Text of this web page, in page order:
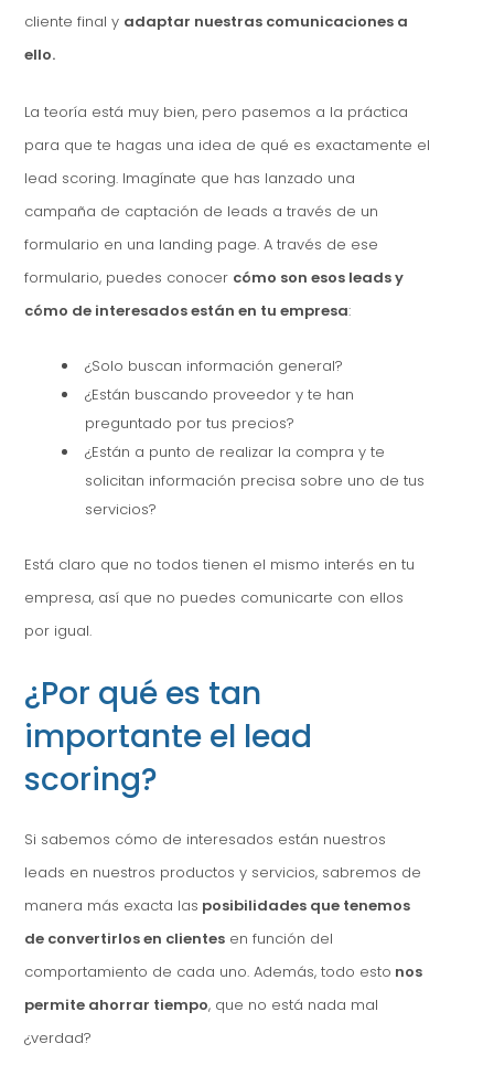
cliente final y adaptar nuestras comunicaciones a
ello.
La teoría está muy bien, pero pasemos a la práctica
para que te hagas una idea de qué es exactamente el
lead scoring. Imagínate que has lanzado una
campaña de captación de leads a través de un
formulario en una landing page. A través de ese
formulario, puedes conocer cómo son esos leads y
cómo de interesados están en tu empresa:
¿Solo buscan información general?
¿Están buscando proveedor y te han
preguntado por tus precios?
¿Están a punto de realizar la compra y te
solicitan información precisa sobre uno de tus
servicios?
Está claro que no todos tienen el mismo interés en tu
empresa, así que no puedes comunicarte con ellos
por igual.
¿Por qué es tan
importante el lead
scoring?
Si sabemos cómo de interesados están nuestros
leads en nuestros productos y servicios, sabremos de
manera más exacta las posibilidades que tenemos
de convertirlos en clientes en función del
comportamiento de cada uno. Además, todo esto nos
permite ahorrar tiempo, que no está nada mal
¿verdad?